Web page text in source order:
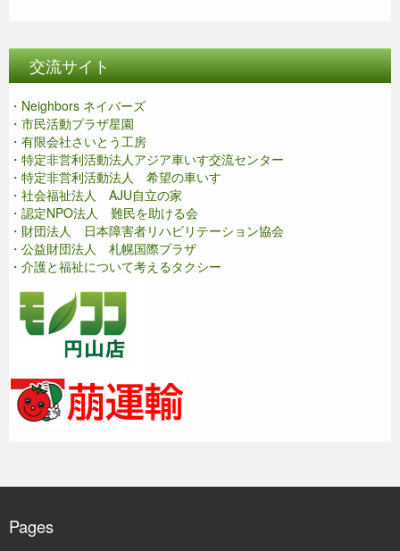
交流サイト
・Neighbors ネイバーズ
・市民活動プラザ星園
・有限会社さいとう工房
・特定非営利活動法人アジア車いす交流センター
・特定非営利活動法人 希望の車いす
・社会福祉法人 AJU自立の家
・認定NPO法人 難民を助ける会
・財団法人 日本障害者リハビリテーション協会
・公益財団法人 札幌国際プラザ
・介護と福祉について考えるタクシー
Pages